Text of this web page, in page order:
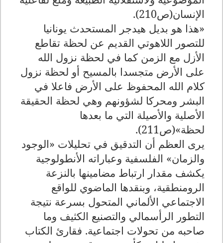
الإنسان(ص210).
«هذا هو بديل هيدجر المستحدث يونانيا
للتصور اللاهوتي القديم عن لحظة تقاطع
الأزل مع الزمن كما في لحظة نزول الله
على الأرض متجسدا بالمسيح أو لحظة نزول
كلام الله المحفوظ على الأرض فاعلا في
البشر ومحركا لشؤونهم وهي لحظة الحقيقة
الأصلية والأصيلة التي ما بعدها
لحظة»(ص211).
يرى العظم أن التدقيق في تحليلات «الوجود
والزمان» الفلسفية وعباراته الأنطولوجية
يكشف مقدار ارتباط مضامينها بالنزعة
الرومنطقية، وبنقدها الماضوي للواقع
الاجتماعي الألماني المتحول بسرعة نتيجة
التطور الرأسمالي والتصنيع الكثيف وما
صاحبه من تحولات اجتماعية. فقارئ الكتاب